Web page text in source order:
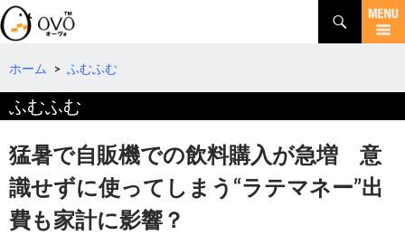
検
索
コ
テ
へ
移
動
ホーム > ふむふむ
ふむふむ
猛暑で自販機での飲料購入が急増 意
識せずに使ってしまう“ラテマネー”出
費も家計に影響？